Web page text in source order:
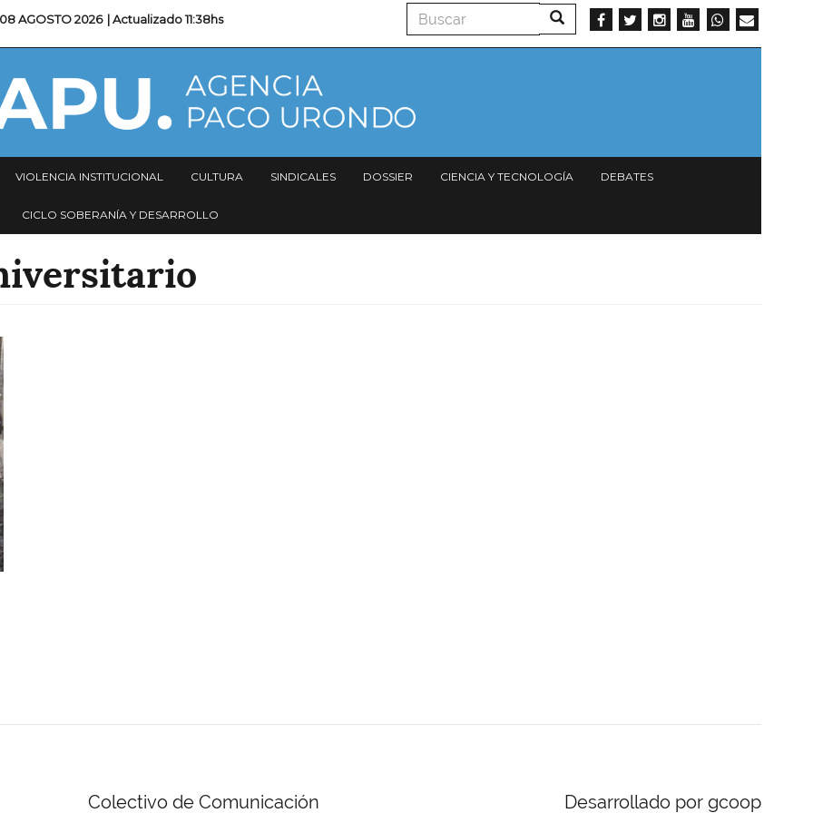
08 AGOSTO 2026 | Actualizado11:38hs Buscar Buscar
VIOLENCIA INSTITUCIONAL CULTURA SINDICALES DOSSIER CIENCIA Y TECNOLOGÍA DEBATES
CICLO SOBERANÍA Y DESARROLLO
Colectivo de Comunicación Desarrollado por gcoop